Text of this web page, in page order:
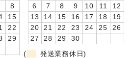
クロック(集合)
クロック(校歌)
8
15
22
29
6
7 8 9 10 11
12
13
14 15 16 17 18
19
20
21 22 23 24 25
26
27
28 29
30
(
発送業務休日)